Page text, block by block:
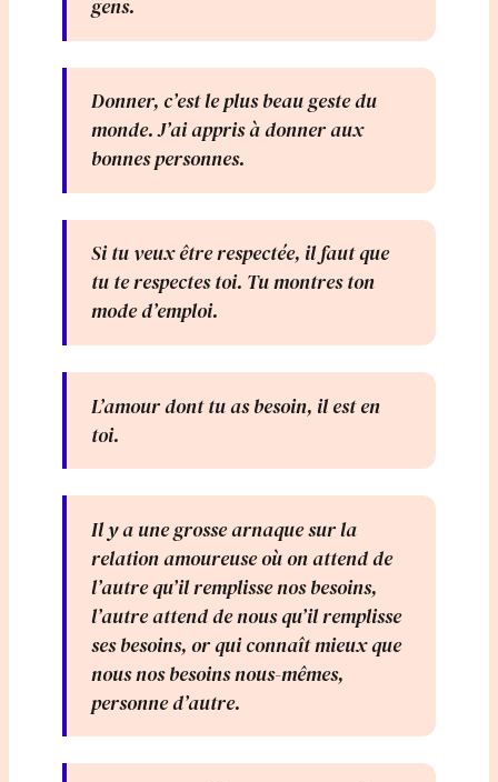
gens.
Donner, c’est le plus beau geste du
monde. J’ai appris à donner aux
bonnes personnes.
Si tu veux être respectée, il faut que
tu te respectes toi. Tu montres ton
mode d’emploi.
L’amour dont tu as besoin, il est en
toi.
Il y a une grosse arnaque sur la
relation amoureuse où on attend de
l’autre qu’il remplisse nos besoins,
l’autre attend de nous qu’il remplisse
ses besoins, or qui connaît mieux que
nous nos besoins nous-mêmes,
personne d’autre.